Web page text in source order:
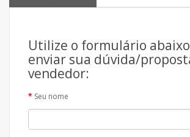
Utilize o formulário
enviar sua dúvida/
vendedor:
Seu nome